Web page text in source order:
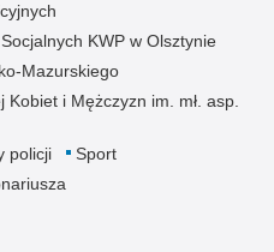
KWP w Olsztynie
Mazurskiego
Kobiet i Mężczyzn im. mł. asp.
policji
Sport